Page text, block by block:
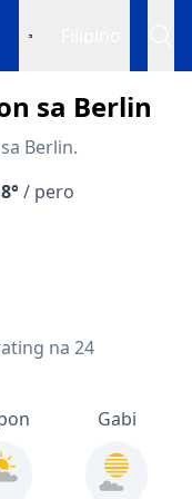
sa Berlin
Berlin.
/ pero
na 24
Gabi